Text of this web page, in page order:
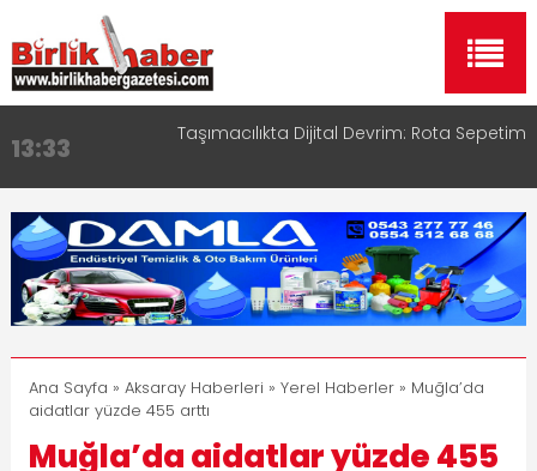
13:33 Taşımacılıkta Dijital Devrim: Rota Sepetim
17:15
16:00
Aksaray Esnaf Rehberi ile Google ve Yapay Zeka
Aramalarında Öne Çıkın
8:23 Aksaray Esnaf Rehberi Hizmete Girdi
11:30
Akıllı Haber Platformu
Ana Sayfa » Aksaray Haberleri » Yerel Haberler» Muğla’da
aidatlar yüzde 455 arttı
Muğla’da aidatlar yüzde 455